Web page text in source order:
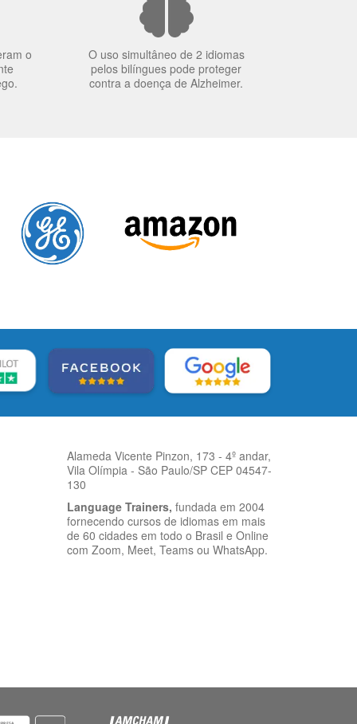
o
O uso simultâneo de 2 idiomas
pelos bilíngues pode proteger
contra a doença de Alzheimer.
Alameda Vicente Pinzon, 173 - 4º andar,
Vila Olímpia - São Paulo/SP CEP 04547-
130
Language Trainers, fundada em 2004
fornecendo cursos de idiomas em mais
de 60 cidades em todo o Brasil e Online
com Zoom, Meet, Teams ou WhatsApp.